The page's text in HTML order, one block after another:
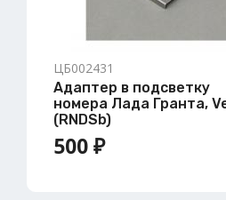
ЦБ002431
Адаптер в подсветку
номера Лада Гранта,
(RNDSb)
500 ₽